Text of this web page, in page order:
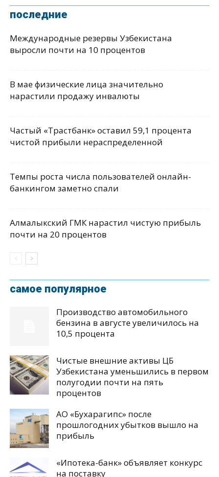
последние
Международные резервы Узбекистана
выросли почти на 10 процентов
В мае физические лица значительно
нарастили продажу инвалюты
Частый «Трастбанк» оставил 59,1 процента
чистой прибыли нераспределенной
Темпы роста числа пользователей онлайн-
банкингом заметно спали
Алмалыкский ГМК нарастил чистую прибыль
почти на 20 процентов
самое популярное
Производство автомобильного
бензина в августе увеличилось на
10,5 процента
Чистые внешние активы ЦБ
Узбекистана уменьшились в первом
полугодии почти на пять
процентов
АО «Бухарагипс» после
прошлогодних убытков вышло на
прибыль
«Ипотека-банк» объявляет конкурс
на поставку